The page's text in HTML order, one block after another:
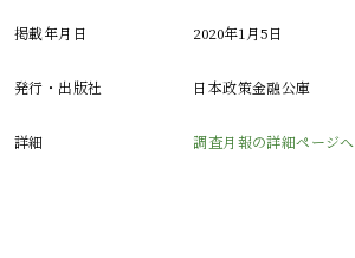
掲載年月日 2020年1月5日
発行・出版社 日本政策金融公庫
詳細 調査月報の詳細ページへ